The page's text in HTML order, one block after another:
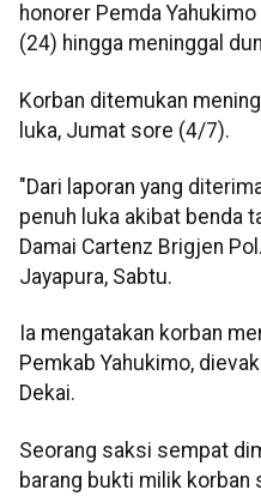
honorer Pemda
(24) hingga meninggal
Korban ditemukan
luka, Jumat sore (4/7).
"Dari laporan yang
penuh luka akibat benda
Damai Cartenz Brigjen
Jayapura, Sabtu.
Ia mengatakan korban
Pemkab Yahukimo,
Dekai.
Seorang saksi sempat
barang bukti milik